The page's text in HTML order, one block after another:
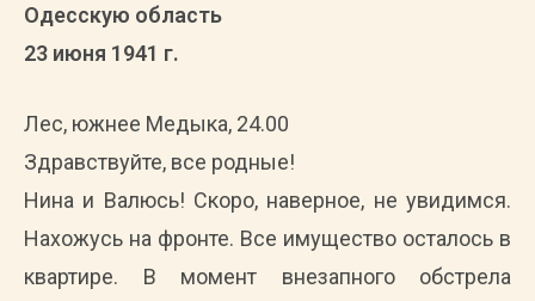
Одесскую область
23 июня 1941 г.
Лес, южнее Медыка, 24.00
Здравствуйте, все родные!
Нина и Валюсь! Скоро, наверное, не увидимся.
Нахожусь на фронте. Все имущество осталось в
квартире. В момент внезапного обстрела